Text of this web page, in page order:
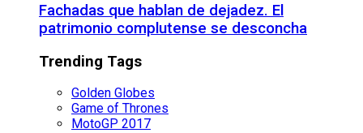
Fachadas que hablan de dejadez. El
patrimonio complutense se desconcha
Trending Tags
Golden Globes
Game of Thrones
MotoGP 2017